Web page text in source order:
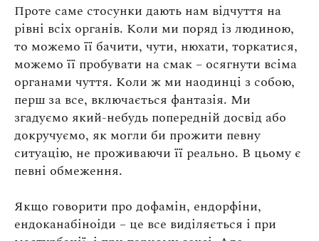
Проте саме стосунки дають нам відчуття на
рівні всіх органів. Коли ми поряд із людиною,
то можемо її бачити, чути, нюхати, торкатися,
можемо її пробувати на смак – осягнути всіма
органами чуття. Коли ж ми наодинці з собою,
перш за все, включається фантазія. Ми
згадуємо який-небудь попередній досвід або
докручуємо, як могли би прожити певну
ситуацію, не проживаючи її реально. В цьому є
певні обмеження.
Якщо говорити про дофамін, ендорфіни,
ендоканабіноіди – це все виділяється і при